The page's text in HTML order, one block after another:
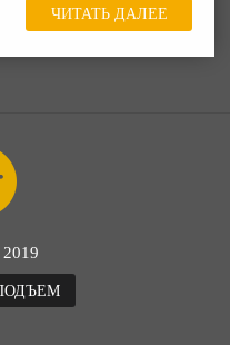
ЧИТАТЬ ДАЛЕЕ